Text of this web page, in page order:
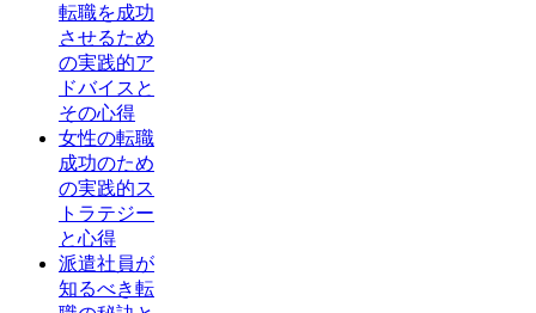
転職を成功
させるため
の実践的ア
ドバイスと
その心得
女性の転職
成功のため
の実践的ス
トラテジー
と心得
派遣社員が
知るべき転